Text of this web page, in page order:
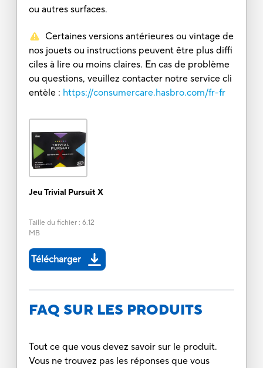
ou autres surfaces.
Certaines versions antérieures ou vintage de
nos jouets ou instructions peuvent être plus diffi
ciles à lire ou moins claires. En cas de problème
ou questions, veuillez contacter notre service cli
entèle : https://consumercare.hasbro.com/fr-fr
Jeu Trivial Pursuit X
Taille du fichier: 6.12
MB
Télécharger
FAQ SUR LES PRODUITS
Tout ce que vous devez savoir sur le produit.
Vous ne trouvez pas les réponses que vous